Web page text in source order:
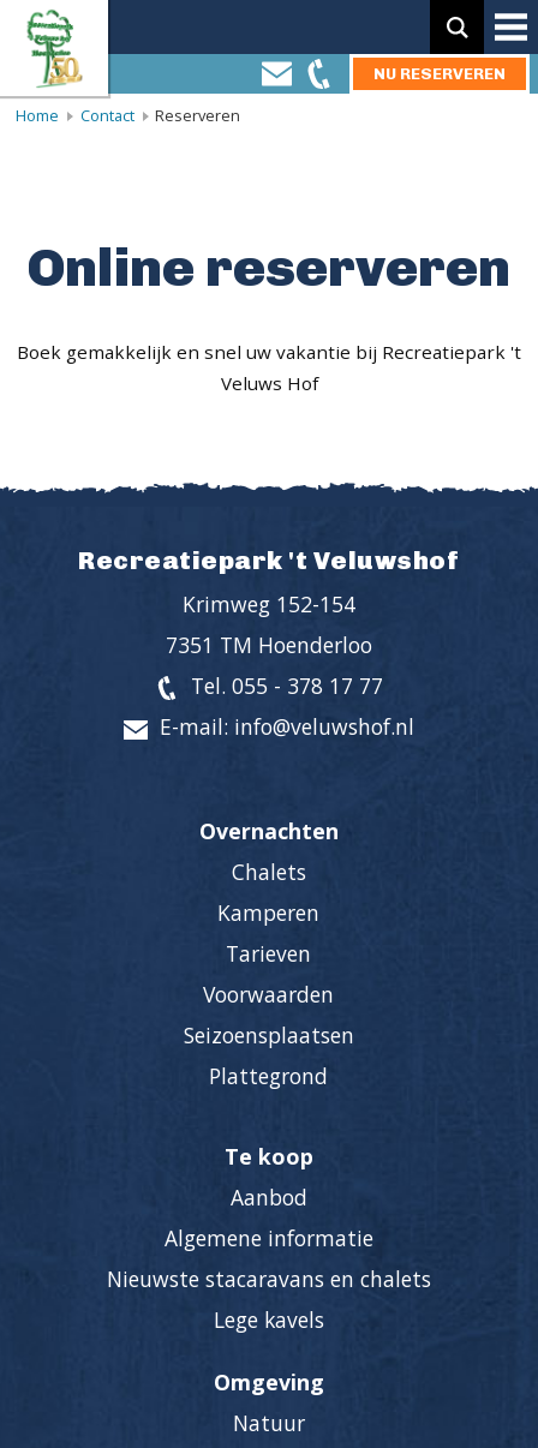
NU RESERVEREN
Zoeken:
Home Contact Reserveren
Online reserveren
Boek gemakkelijk en snel uw vakantie bij Recreatiepark 't
Veluws Hof
Recreatiepark 't Veluwshof
Krimweg 152-154
7351 TM Hoenderloo
Tel. 055 - 378 17 77
E-mail: info@veluwshof.nl
Overnachten
Chalets
Kamperen
Tarieven
Voorwaarden
Seizoensplaatsen
Plattegrond
Te koop
Aanbod
Algemene informatie
Nieuwste stacaravans en chalets
Lege kavels
Omgeving
Natuur